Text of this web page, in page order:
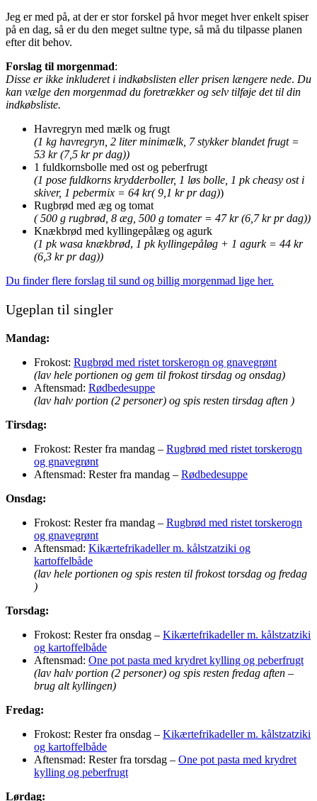
Jeg er med på, at der er stor forskel på hvor meget hver enkelt spiser
på en dag, så er du den meget sultne type, så må du tilpasse planen
efter dit behov.
Forslag til morgenmad:
Disse er ikke inkluderet i indkøbslisten eller prisen længere nede. Du
kan vælge den morgenmad du foretrækker og selv tilføje det til din
indkøbsliste.
Havregryn med mælk og frugt
(1 kg havregryn, 2 liter minimælk, 7 stykker blandet frugt =
53 kr (7,5 kr pr dag))
1 fuldkornsbolle med ost og peberfrugt
(1 pose fuldkorns krydderboller, 1 løs bolle, 1 pk cheasy ost i
skiver, 1 pebermix = 64 kr( 9,1 kr pr dag))
Rugbrød med æg og tomat
( 500 g rugbrød, 8 æg, 500 g tomater = 47 kr (6,7 kr pr dag))
Knækbrød med kyllingepålæg og agurk
(1 pk wasa knækbrød, 1 pk kyllingepåløg + 1 agurk = 44 kr
(6,3 kr pr dag))
Du finder flere forslag til sund og billig morgenmad lige her.
Ugeplan til singler
Mandag:
Frokost: Rugbrød med ristet torskerogn og gnavegrønt
(lav hele portionen og gem til frokost tirsdag og onsdag)
Aftensmad: Rødbedesuppe
(lav halv portion (2 personer) og spis resten tirsdag aften )
Tirsdag:
Frokost: Rester fra mandag – Rugbrød med ristet torskerogn
og gnavegrønt
Aftensmad: Rester fra mandag – Rødbedesuppe
Onsdag:
Frokost: Rester fra mandag – Rugbrød med ristet torskerogn
og gnavegrønt
Aftensmad: Kikærtefrikadeller m. kålstzatziki og
kartoffelbåde
(lav hele portionen og spis resten til frokost torsdag og fredag
)
Torsdag:
Frokost: Rester fra onsdag – Kikærtefrikadeller m. kålstzatziki
og kartoffelbåde
Aftensmad: One pot pasta med krydret kylling og peberfrugt
(lav halv portion (2 personer) og spis resten fredag aften –
brug alt kyllingen)
Fredag:
Frokost: Rester fra onsdag – Kikærtefrikadeller m. kålstzatziki
og kartoffelbåde
Aftensmad: Rester fra torsdag – One pot pasta med krydret
kylling og peberfrugt
Lørdag: